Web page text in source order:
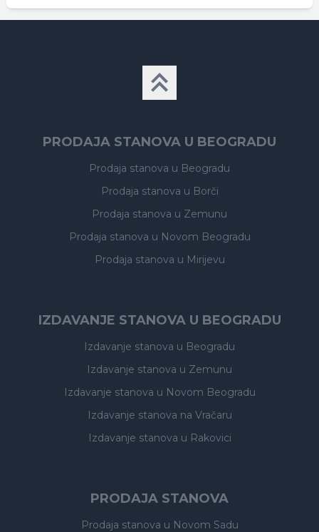
PRODAJA STANOVA U BEOGRADU
Prodaja stanova u Beogradu
Prodaja stanova u Borči
Prodaja stanova u Zemunu
Prodaja stanova u Novom Beogradu
Prodaja stanova u Mirijevu
IZDAVANJE STANOVA U BEOGRADU
Izdavanje stanova u Beogradu
Izdavanje stanova u Zemunu
Izdavanje stanova u Novom Beogradu
Izdavanje stanova na Vračaru
Izdavanje stanova u Rakovici
PRODAJA STANOVA
Prodaja stanova u Novom Sadu